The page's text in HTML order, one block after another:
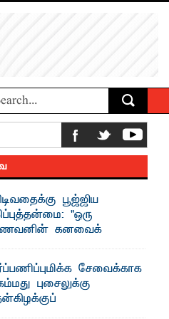
கட்ட
பூஜ்ஜிய
"ஒரு
கனவைக்
–
பல்கலைக்கழக உபவேந்தர்
அல்லது மாணவியின்
கலைக்கப்படாது" என்ற
சேவைக்காக
புசைலுக்கு